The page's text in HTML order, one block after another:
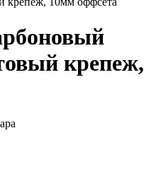
крепеж,